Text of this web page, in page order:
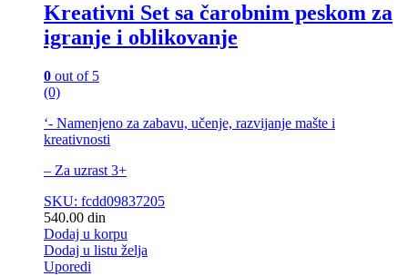
Kreativni Set sa čarobnim peskom za
igranje i oblikovanje
0 out of 5
(0)
‘- Namenjeno za zabavu, učenje, razvijanje mašte i
kreativnosti
– Za uzrast 3+
SKU: fcdd09837205
540.00 din
Dodaj u korpu
Dodaj u listu želja
Uporedi